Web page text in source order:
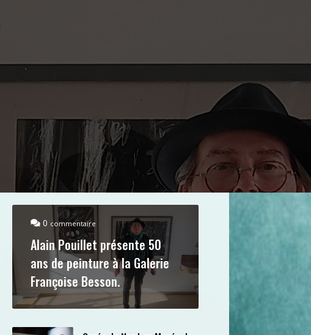
0 commentaire
Alain Pouillet présente 50
ans de peinture à la Galerie
Françoise Besson.